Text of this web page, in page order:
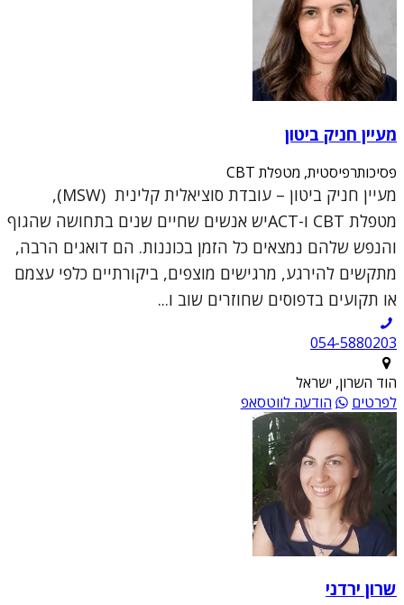
מעיין חניק ביטון
פסיכותרפיסטית, מטפלת CBT
מעיין חניק ביטון – עובדת סוציאלית קלינית (MSW),
מטפלת CBT ו-ACTיש אנשים שחיים שנים בתחושה שהגוף
והנפש שלהם נמצאים כל הזמן בכוננות. הם דואגים הרבה,
מתקשים להירגע, מרגישים מוצפים, ביקורתיים כלפי עצמם
או תקועים בדפוסים שחוזרים שוב ו...
054-5880203
הוד השרון, ישראל
לפרטים
הודעה לווטסאפ
שרון ירדני